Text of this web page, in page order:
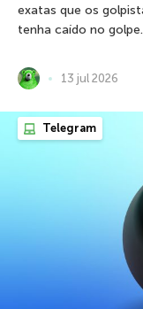
exatas que os
tenha caído no golpe.
13 jul 2026
Telegram